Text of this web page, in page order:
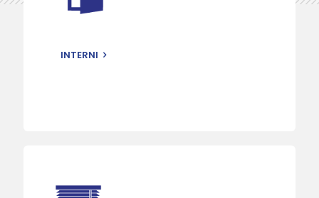
INTERNI